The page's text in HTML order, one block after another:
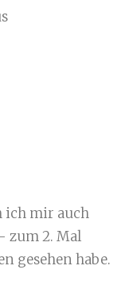
ich mir auch
zum 2. Mal
gesehen habe.